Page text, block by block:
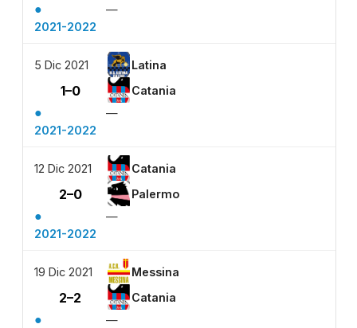
●
—
2021-2022
5 Dic 2021 Latina
1–0 Catania
●
—
2021-2022
12 Dic 2021 Catania
2–0 Palermo
●
—
2021-2022
19 Dic 2021 Messina
2–2 Catania
●
—